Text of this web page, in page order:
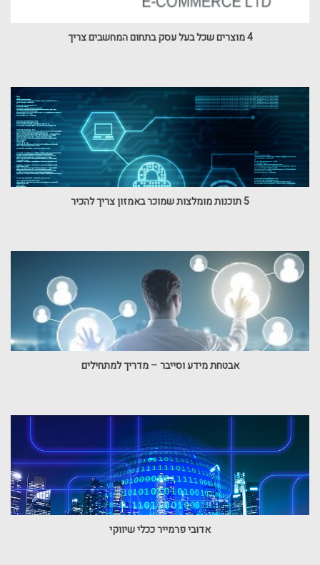
4 מוצרים שכל בעל עסק בתחום המחשבים צריך
5 תוכנות מומלצות שמוכר באמזון צריך להכיר
אבטחת מידע וסייבר – מדריך למתחילים
אדובי פרמייר ככלי שיווקי